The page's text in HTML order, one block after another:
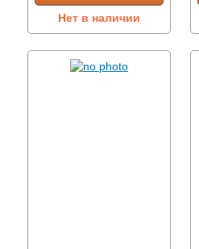
Нет в наличии